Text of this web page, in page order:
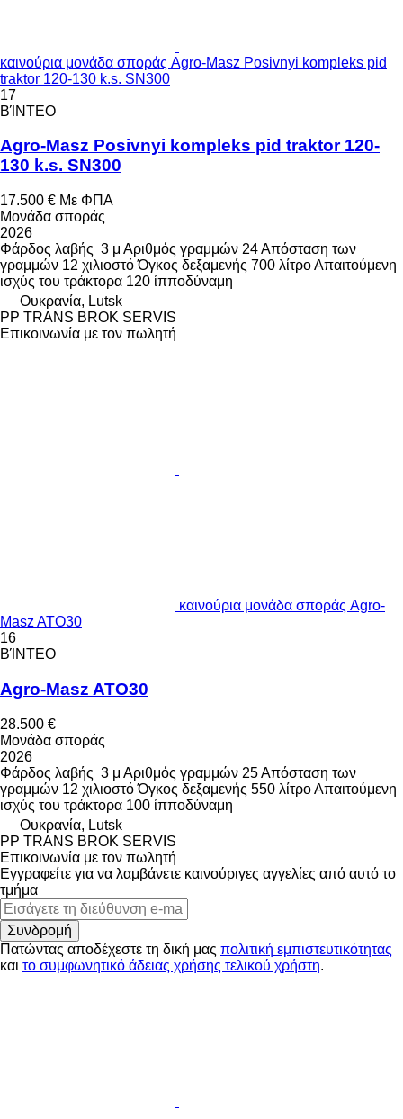
καινούρια μονάδα σποράς Agro-Masz Posivnyi kompleks pid
traktor 120-130 k.s. SN300
17
ΒΊΝΤΕΟ
Agro-Masz Posivnyi kompleks pid traktor 120-
130 k.s. SN300
17.500 € Με ΦΠΑ
Μονάδα σποράς
2026
Φάρδος λαβής 3 μ Αριθμός γραμμών 24Απόσταση των
γραμμών 12 χιλιοστό Όγκος δεξαμενής 700 λίτροΑπαιτούμενη
ισχύς του τράκτορα 120 ίπποδύναμη
Ουκρανία, Lutsk
PP TRANS BROK SERVIS
Επικοινωνία με τον πωλητή
καινούρια μονάδα σποράς Agro-
Masz ATO30
16
ΒΊΝΤΕΟ
Agro-Masz ATO30
28.500 €
Μονάδα σποράς
2026
Φάρδος λαβής 3 μ Αριθμός γραμμών 25Απόσταση των
γραμμών 12 χιλιοστό Όγκος δεξαμενής 550 λίτροΑπαιτούμενη
ισχύς του τράκτορα 100 ίπποδύναμη
Ουκρανία, Lutsk
PP TRANS BROK SERVIS
Επικοινωνία με τον πωλητή
Εγγραφείτε για να λαμβάνετε καινούριγες αγγελίες από αυτό το
τμήμα
Συνδρομή
Πατώντας αποδέχεστε τη δική μας πολιτική εμπιστευτικότητας
και το συμφωνητικό άδειας χρήσης τελικού χρήστη.